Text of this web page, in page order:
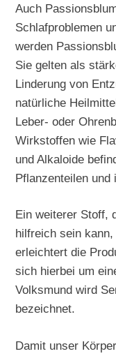
Auch
Schlafproblemen
werden
Sie gelten als
Linderung von
natürliche
Leber- oder
Wirkstoffen wie
und Alkaloide
Pflanzenteilen und
Ein weiterer Stoff,
hilfreich sein
erleichtert die
sich hierbei um
Volksmund wird
bezeichnet.
Damit unser